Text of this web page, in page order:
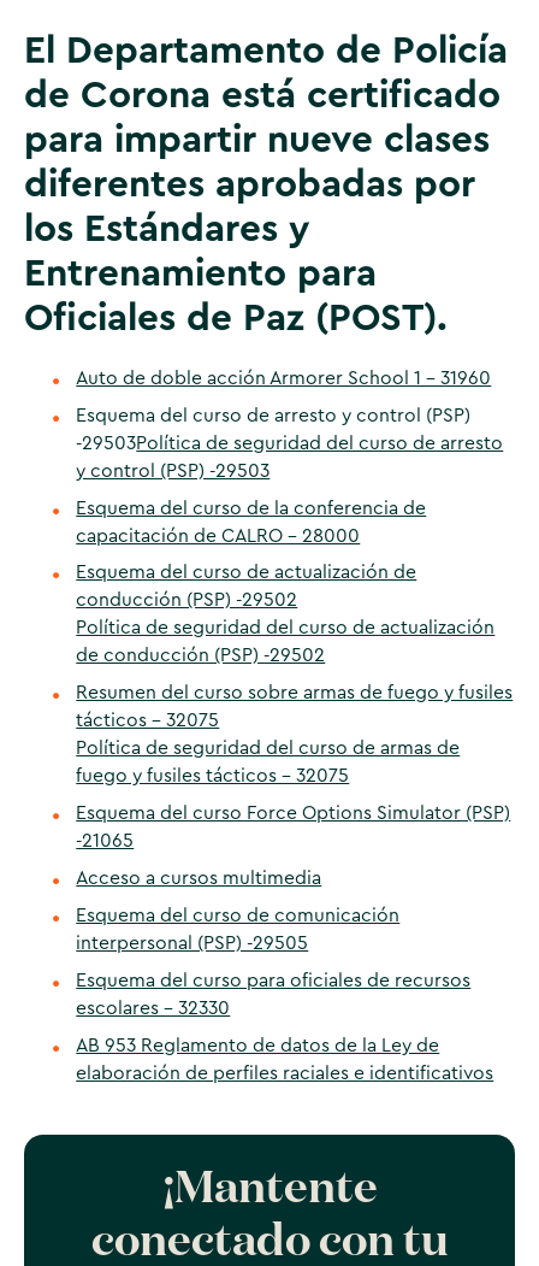
El Departamento de Policía
de Corona está certificado
para impartir nueve clases
diferentes aprobadas por
los Estándares y
Entrenamiento para
Oficiales de Paz (POST).
Auto de doble acción Armorer School 1 - 31960
Esquema del curso de arresto y control (PSP)
-29503Política de seguridad del curso de arresto
y control (PSP) -29503
Esquema del curso de la conferencia de
capacitación de CALRO - 28000
Esquema del curso de actualización de
conducción (PSP) -29502
Política de seguridad del curso de actualización
de conducción (PSP) -29502
Resumen del curso sobre armas de fuego y fusiles
tácticos - 32075
Política de seguridad del curso de armas de
fuego y fusiles tácticos - 32075
Esquema del curso Force Options Simulator (PSP)
-21065
Acceso a cursos multimedia
Esquema del curso de comunicación
interpersonal (PSP) -29505
Esquema del curso para oficiales de recursos
escolares - 32330
AB 953 Reglamento de datos de la Ley de
elaboración de perfiles raciales e identificativos
¡Mantente
conectado con tu